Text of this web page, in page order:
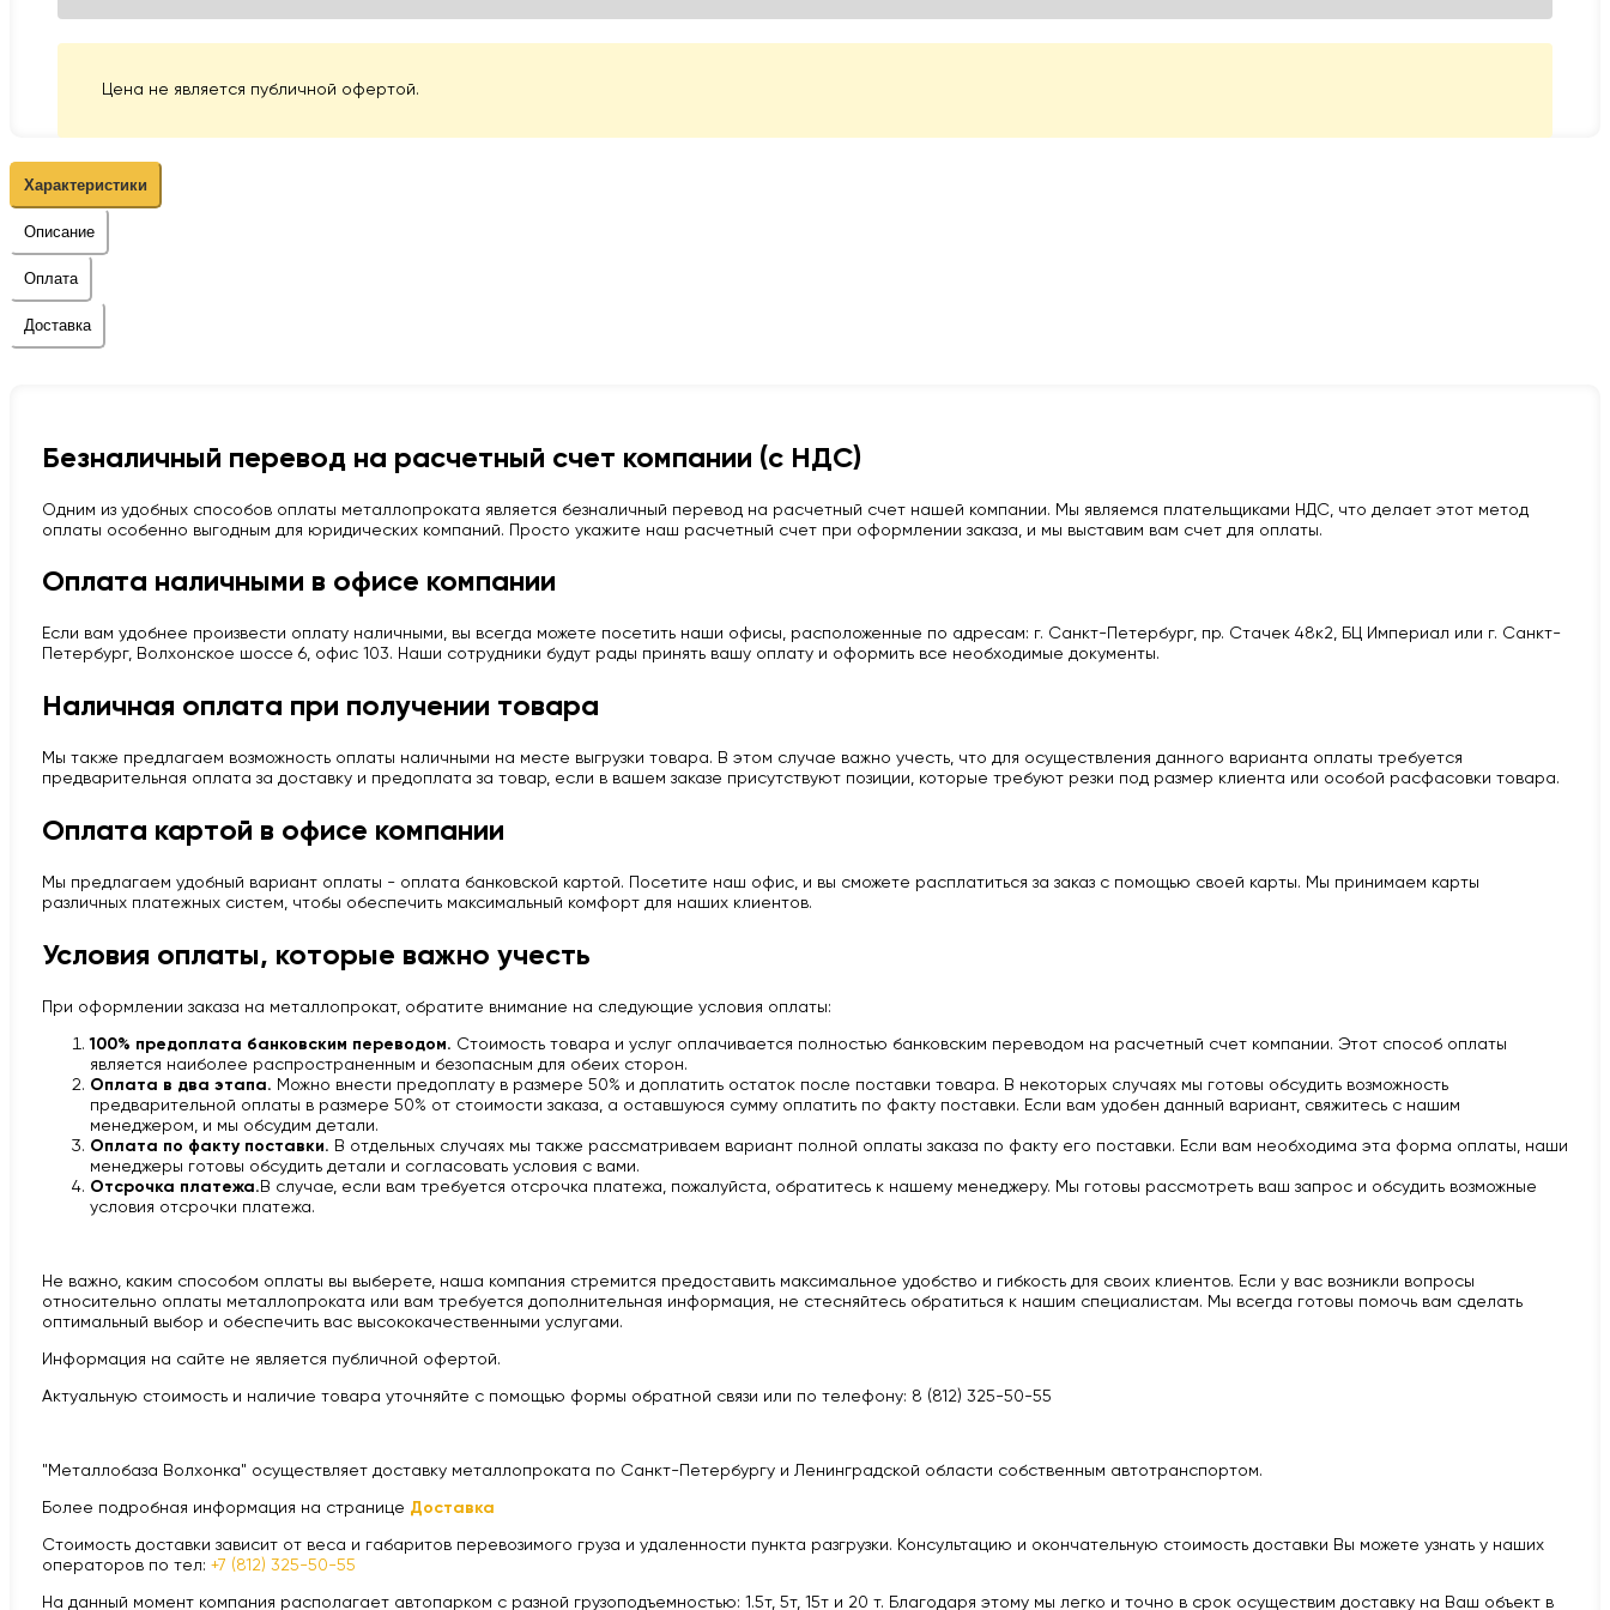
Цена не является публичной офертой.
Характеристики
Описание
Оплата
Доставка
Безналичный перевод на расчетный счет компании (с НДС)
Одним из удобных способов оплаты металлопроката является безналичный перевод на расчетный счет нашей компании. Мы являемся плательщиками НДС, что делает этот метод
оплаты особенно выгодным для юридических компаний. Просто укажите наш расчетный счет при оформлении заказа, и мы выставим вам счет для оплаты.
Оплата наличными в офисе компании
Если вам удобнее произвести оплату наличными, вы всегда можете посетить наши офисы, расположенные по адресам: г. Санкт-Петербург, пр. Стачек 48к2, БЦ Империал или г. Санкт-
Петербург, Волхонское шоссе 6, офис 103. Наши сотрудники будут рады принять вашу оплату и оформить все необходимые документы.
Наличная оплата при получении товара
Мы также предлагаем возможность оплаты наличными на месте выгрузки товара. В этом случае важно учесть, что для осуществления данного варианта оплаты требуется
предварительная оплата за доставку и предоплата за товар, если в вашем заказе присутствуют позиции, которые требуют резки под размер клиента или особой расфасовки товара.
Оплата картой в офисе компании
Мы предлагаем удобный вариант оплаты - оплата банковской картой. Посетите наш офис, и вы сможете расплатиться за заказ с помощью своей карты. Мы принимаем карты
различных платежных систем, чтобы обеспечить максимальный комфорт для наших клиентов.
Условия оплаты, которые важно учесть
При оформлении заказа на металлопрокат, обратите внимание на следующие условия оплаты:
100% предоплата банковским переводом. Стоимость товара и услуг оплачивается полностью банковским переводом на расчетный счет компании. Этот способ оплаты
является наиболее распространенным и безопасным для обеих сторон.
Оплата в два этапа. Можно внести предоплату в размере 50% и доплатить остаток после поставки товара. В некоторых случаях мы готовы обсудить возможность
предварительной оплаты в размере 50% от стоимости заказа, а оставшуюся сумму оплатить по факту поставки. Если вам удобен данный вариант, свяжитесь с нашим
менеджером, и мы обсудим детали.
Оплата по факту поставки. В отдельных случаях мы также рассматриваем вариант полной оплаты заказа по факту его поставки. Если вам необходима эта форма оплаты, наши
менеджеры готовы обсудить детали и согласовать условия с вами.
Отсрочка платежа. В случае, если вам требуется отсрочка платежа, пожалуйста, обратитесь к нашему менеджеру. Мы готовы рассмотреть ваш запрос и обсудить возможные
условия отсрочки платежа.
Не важно, каким способом оплаты вы выберете, наша компания стремится предоставить максимальное удобство и гибкость для своих клиентов. Если у вас возникли вопросы
относительно оплаты металлопроката или вам требуется дополнительная информация, не стесняйтесь обратиться к нашим специалистам. Мы всегда готовы помочь вам сделать
оптимальный выбор и обеспечить вас высококачественными услугами.
Информация на сайте не является публичной офертой.
Актуальную стоимость и наличие товара уточняйте с помощью формы обратной связи или по телефону: 8 (812) 325-50-55
"Металлобаза Волхонка" осуществляет доставку металлопроката по Санкт-Петербургу и Ленинградской области собственным автотранспортом.
Более подробная информация на странице Доставка
Стоимость доставки зависит от веса и габаритов перевозимого груза и удаленности пункта разгрузки. Консультацию и окончательную стоимость доставки Вы можете узнать у наших
операторов по тел: +7 (812) 325-50-55
На данный момент компания располагает автопарком с разной грузоподъемностью: 1.5т, 5т, 15т и 20 т. Благодаря этому мы легко и точно в срок осуществим доставку на Ваш объект в